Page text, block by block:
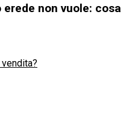
non vuole: cosa